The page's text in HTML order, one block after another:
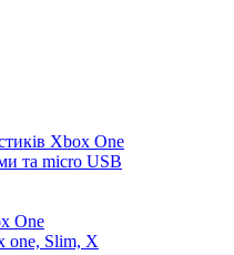
Xbox One
та micro USB
One
one, Slim, X